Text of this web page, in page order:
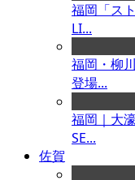
福岡「ス
LI...
福岡・柳
登場...
福岡｜大
SE...
佐賀